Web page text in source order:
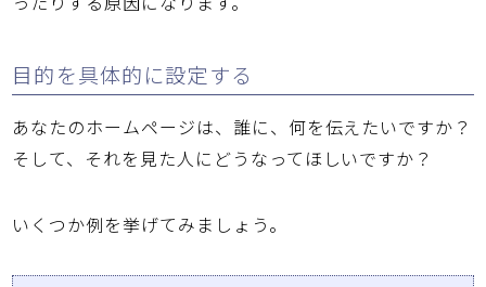
目的を具体的に設定する
あなたのホームページは、誰に、何を伝えたいですか？
そして、それを見た人にどうなってほしいですか？
いくつか例を挙げてみましょう。